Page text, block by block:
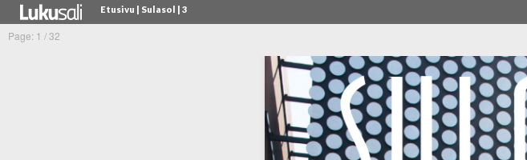
Tietosuojaseloste
Etusivu | Sulasol | 3